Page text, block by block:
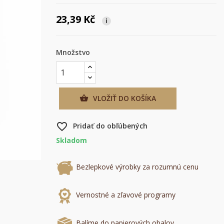
23,39 Kč i
Množstvo
 VLOŽIŤ DO KOŠÍKA
favorite_border
Pridať do obľúbených
Skladom
Bezlepkové výrobky za rozumnú cenu
Vernostné a zľavové programy